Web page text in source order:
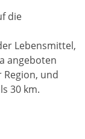
die
Lebensmittel,
angeboten
und
30 km.